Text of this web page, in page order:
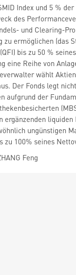
Index und 5 %
des
und Clearing-
zu ermöglichen (das
bis zu 50 %
eine Reihe von
wählt
Der Fonds legt
aufgrund der
ergänzenden
ungünstigen
zu 100% seines
Feng